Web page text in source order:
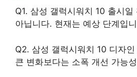
Q1. 삼성 갤럭시워치 10 출시일
아닙니다. 현재는 예상 단계입
Q2. 삼성 갤럭시워치 10 디자
큰 변화보다는 소폭 개선 가능